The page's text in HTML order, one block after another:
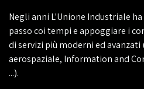
Negli anni L'Unione Industriale
passo coi tempi e appoggiare i
di servizi più moderni ed
aerospaziale, Information and
...).